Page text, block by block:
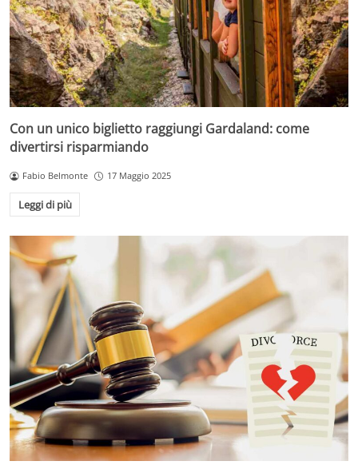
Con un unico biglietto raggiungi Gardaland: come
divertirsi risparmiando
Fabio Belmonte 17 Maggio 2025
Leggi di più